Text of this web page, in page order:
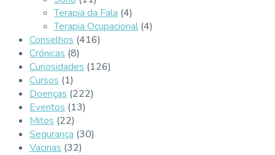
Terapia da Fala (4)
Terapia Ocupacional (4)
Conselhos (416)
Crónicas (8)
Curiosidades (126)
Cursos (1)
Doenças (222)
Eventos (13)
Mitos (22)
Segurança (30)
Vacinas (32)